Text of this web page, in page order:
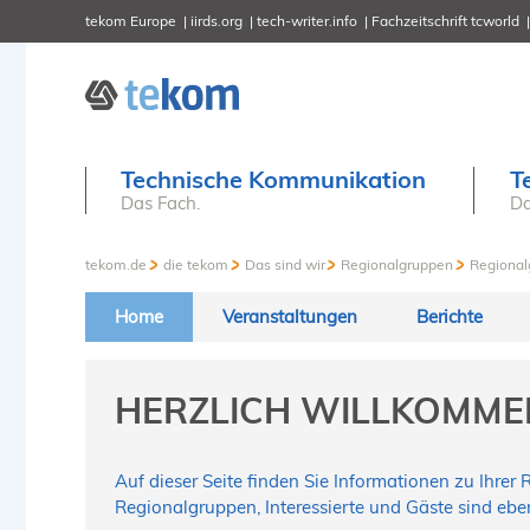
tekom Europe iirds.org tech-writer.info Fachzeitschrift tcworld
Technische Kommunikation
Das Fach.
tekom.de die tekom Das sind wir Regionalgruppen
Home Veranstaltungen Berichte
HERZLICH
Auf dieser Seite finden Sie Informationen zu Ihrer
Regionalgruppen, Interessierte und Gäste sind